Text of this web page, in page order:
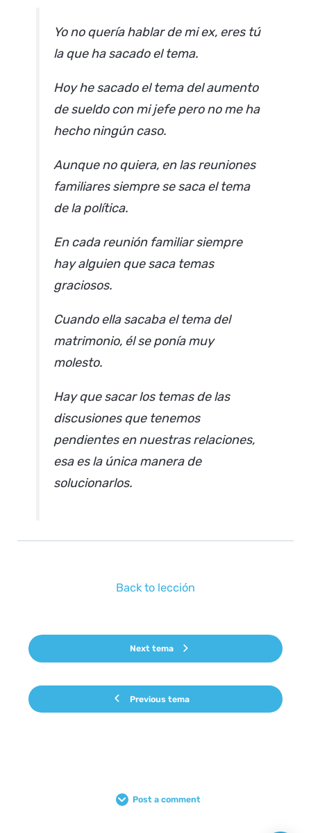
Yo no quería hablar de mi ex, eres tú
la que ha sacado el tema.
Hoy he sacado el tema del aumento
de sueldo con mi jefe pero no me ha
hecho ningún caso.
Aunque no quiera, en las reuniones
familiares siempre se saca el tema
de la política.
En cada reunión familiar siempre
hay alguien que saca temas
graciosos.
Cuando ella sacaba el tema del
matrimonio, él se ponía muy
molesto.
Hay que sacar los temas de las
discusiones que tenemos
pendientes en nuestras relaciones,
esa es la única manera de
solucionarlos.
Previous tema
Back to lección
Next tema
Post a comment